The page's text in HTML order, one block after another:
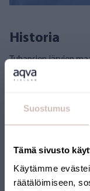
Suostumus
Tämä sivusto
Käytämme
räätälöimiseen,
Historia
Tuhansien järvien
tehnyt vedestä